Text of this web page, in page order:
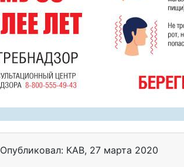
Опубликовал: КАВ, 27 марта 2020